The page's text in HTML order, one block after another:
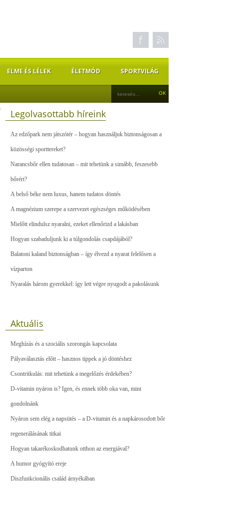
ELME ÉS LÉLEK ÉLETMÓD SPORTVILÁG
Legolvasottabb híreink
Az edzőpark nem játszótér – hogyan használjuk biztonságosan a
közösségi sporttereket?
Narancsbőr ellen tudatosan – mit tehetünk a simább, feszesebb
bőrért?
A belső béke nem luxus, hanem tudatos döntés
A magnézium szerepe a szervezet egészséges működésében
Mielőtt elindulsz nyaralni, ezeket ellenőrizd a lakásban
Hogyan szabaduljunk ki a túlgondolás csapdájából?
Balatoni kaland biztonságban – így élvezd a nyarat felelősen a
vízparton
Nyaralás három gyerekkel: így lett végre nyugodt a pakolásunk
Aktuális
Meghízás és a szociális szorongás kapcsolata
Pályaválasztás előtt – hasznos tippek a jó döntéshez
Csontritkulás: mit tehetünk a megelőzés érdekében?
D-vitamin nyáron is? Igen, és ennek több oka van, mint
gondolnánk
Nyáron sem elég a napsütés – a D-vitamin és a napkárosodott bőr
regenerálásának titkai
Hogyan takarékoskodhatunk otthon az energiával?
A humor gyógyító ereje
Diszfunkcionális család árnyékában